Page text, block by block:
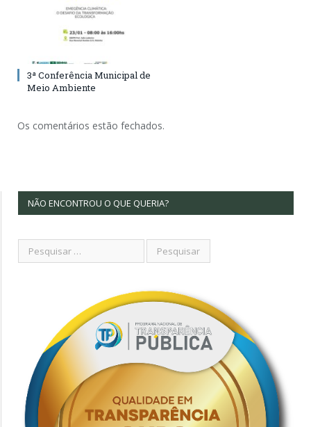
3ª Conferência Municipal de
Meio Ambiente
Os comentários estão fechados.
NÃO ENCONTROU O QUE QUERIA?